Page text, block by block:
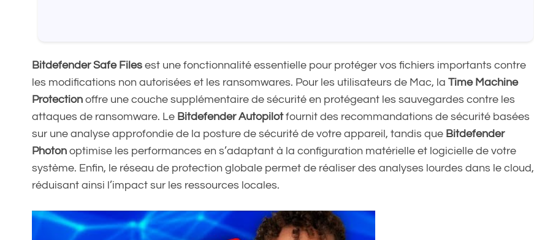
Bitdefender Safe Files est une fonctionnalité essentielle pour protéger vos fichiers importants contre
les modifications non autorisées et les ransomwares. Pour les utilisateurs de Mac, la Time Machine
Protection offre une couche supplémentaire de sécurité en protégeant les sauvegardes contre les
attaques de ransomware. Le Bitdefender Autopilotfournit des recommandations de sécurité basées
sur une analyse approfondie de la posture de sécurité de votre appareil, tandis que Bitdefender
Photon optimise les performances en s’adaptant à la configuration matérielle et logicielle de votre
système. Enfin, le réseau de protection globale permet de réaliser des analyses lourdes dans le cloud,
réduisant ainsi l’impact sur les ressources locales.